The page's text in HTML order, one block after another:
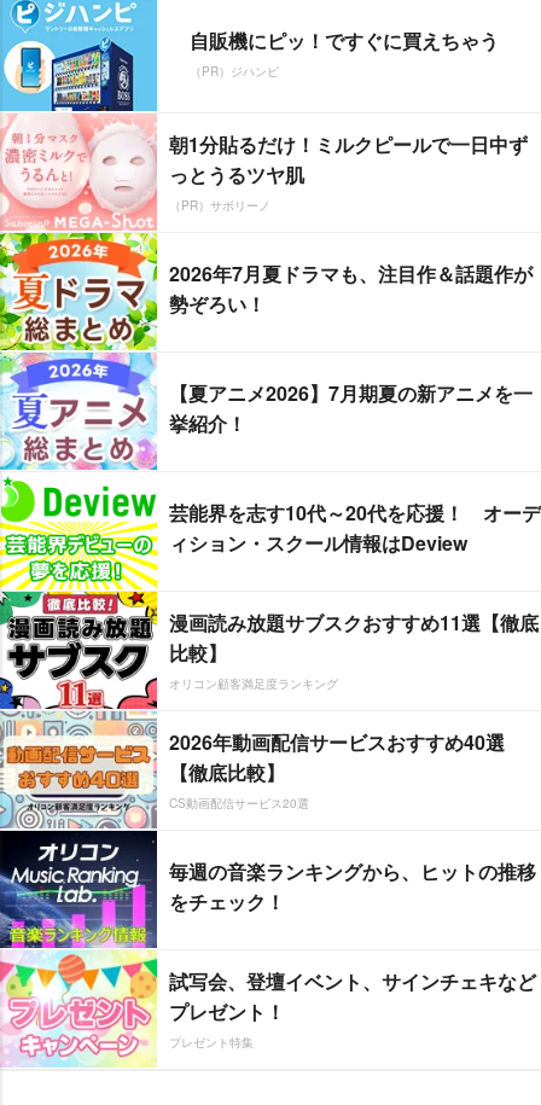
自販機にピッ！ですぐに買えちゃう
（PR）ジハンピ
朝1分貼るだけ！ミルクピールで一日中ず
っとうるツヤ肌
（PR）サボリーノ
2026年7月夏ドラマも、注目作＆話題作が
勢ぞろい！
【夏アニメ2026】7月期夏の新アニメを一
挙紹介！
芸能界を志す10代～20代を応援！ オーデ
ィション・スクール情報はDeview
漫画読み放題サブスクおすすめ11選【徹底
比較】
オリコン顧客満足度ランキング
2026年動画配信サービスおすすめ40選
【徹底比較】
CS動画配信サービス20選
毎週の音楽ランキングから、ヒットの推移
をチェック！
試写会、登壇イベント、サインチェキなど
プレゼント！
プレゼント特集